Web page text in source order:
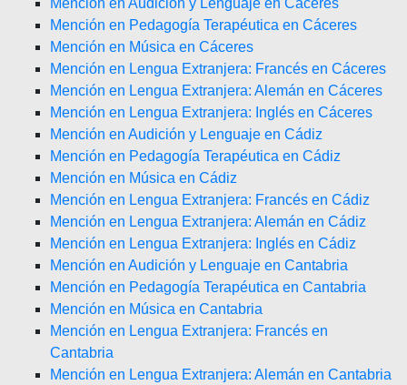
Mención en Audición y Lenguaje en Cáceres
Mención en Pedagogía Terapéutica en Cáceres
Mención en Música en Cáceres
Mención en Lengua Extranjera: Francés en Cáceres
Mención en Lengua Extranjera: Alemán en Cáceres
Mención en Lengua Extranjera: Inglés en Cáceres
Mención en Audición y Lenguaje en Cádiz
Mención en Pedagogía Terapéutica en Cádiz
Mención en Música en Cádiz
Mención en Lengua Extranjera: Francés en Cádiz
Mención en Lengua Extranjera: Alemán en Cádiz
Mención en Lengua Extranjera: Inglés en Cádiz
Mención en Audición y Lenguaje en Cantabria
Mención en Pedagogía Terapéutica en Cantabria
Mención en Música en Cantabria
Mención en Lengua Extranjera: Francés en
Cantabria
Mención en Lengua Extranjera: Alemán en Cantabria